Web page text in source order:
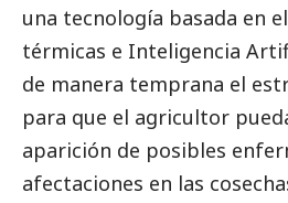
una tecnología basada en
térmicas e Inteligencia
de manera temprana el
para que el agricultor
aparición de posibles
afectaciones en las